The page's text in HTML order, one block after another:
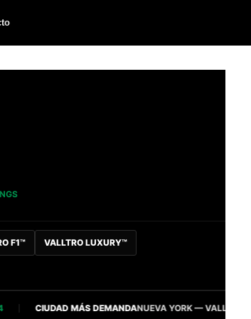
F1™ VALLTRO LUXURY™
CIUDAD MÁS DEMANDANUEVA YORK — VALLTRO